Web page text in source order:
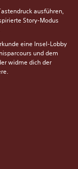
ausführen,
Story-Modus
eine Insel-Lobby
und dem
widme dich der